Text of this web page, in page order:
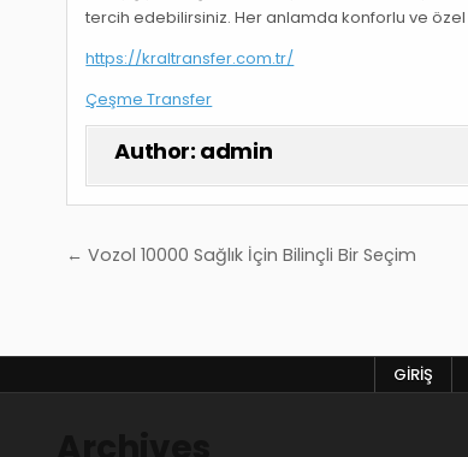
tercih edebilirsiniz. Her anlamda konforlu ve
https://kraltransfer.com.tr/
Çeşme Transfer
Author: admin
Yazı
← Vozol 10000 Sağlık İçin Bilinçli Bir Seçim
GIRIŞ